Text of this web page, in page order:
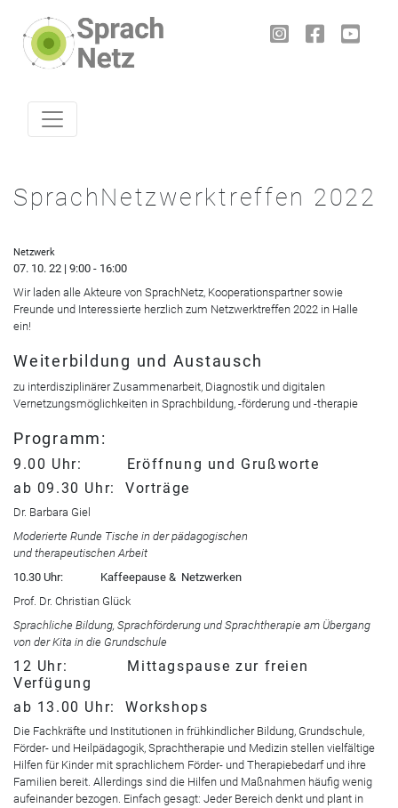
SprachNetzwerktreffen 2022
Netzwerk
07. 10. 22 | 9:00 - 16:00
Wir laden alle Akteure von SprachNetz, Kooperationspartner sowie
Freunde und Interessierte herzlich zum Netzwerktreffen 2022 in Halle
ein!
Weiterbildung und Austausch
zu interdisziplinärer Zusammenarbeit, Diagnostik und digitalen
Vernetzungsmöglichkeiten in Sprachbildung, -förderung und -therapie
Programm:
9.00 Uhr: Eröffnung und Grußworte
ab 09.30 Uhr: Vorträge
Dr. Barbara Giel
Moderierte Runde Tische in der pädagogischen
und therapeutischen Arbeit
10.30 Uhr: Kaffeepause & Netzwerken
Prof. Dr. Christian Glück
Sprachliche Bildung, Sprachförderung und Sprachtherapie am Übergang
von der Kita in die Grundschule
12 Uhr: Mittagspause zur freien
Verfügung
ab 13.00 Uhr: Workshops
Die Fachkräfte und Institutionen in frühkindlicher Bildung, Grundschule,
Förder- und Heilpädagogik, Sprachtherapie und Medizin stellen vielfältige
Hilfen für Kinder mit sprachlichem Förder- und Therapiebedarf und ihre
Familien bereit. Allerdings sind die Hilfen und Maßnahmen häufig wenig
aufeinander bezogen. Einfach gesagt: Jeder Bereich denkt und plant in